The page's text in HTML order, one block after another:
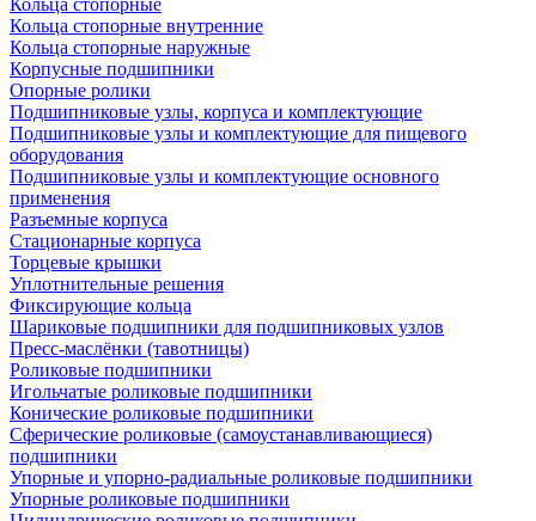
Кольца стопорные
Кольца стопорные внутренние
Кольца стопорные наружные
Корпусные подшипники
Опорные ролики
Подшипниковые узлы, корпуса и комплектующие
Подшипниковые узлы и комплектующие для пищевого
оборудования
Подшипниковые узлы и комплектующие основного
применения
Разъемные корпуса
Стационарные корпуса
Торцевые крышки
Уплотнительные решения
Фиксирующие кольца
Шариковые подшипники для подшипниковых узлов
Пресс-маслёнки (тавотницы)
Роликовые подшипники
Игольчатые роликовые подшипники
Конические роликовые подшипники
Сферические роликовые (самоустанавливающиеся)
подшипники
Упорные и упорно-радиальные роликовые подшипники
Упорные роликовые подшипники